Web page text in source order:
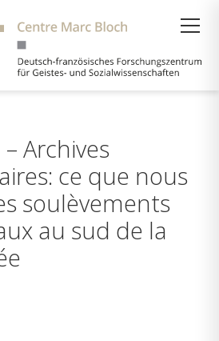
Archives
ce que nous
soulèvements
au sud de la